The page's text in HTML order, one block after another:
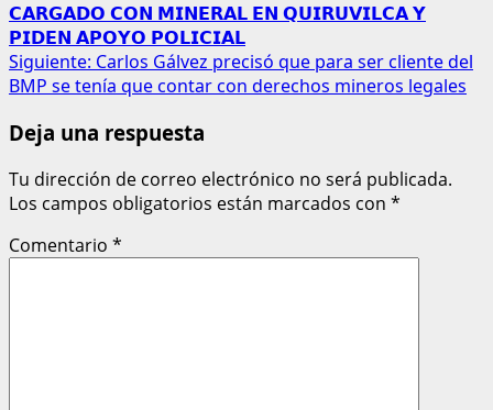
𝗖𝗔𝗥𝗚𝗔𝗗𝗢 𝗖𝗢𝗡 𝗠𝗜𝗡𝗘𝗥𝗔𝗟 𝗘𝗡 𝗤𝗨𝗜𝗥𝗨𝗩𝗜𝗟𝗖𝗔 𝗬
𝗣𝗜𝗗𝗘𝗡 𝗔𝗣𝗢𝗬𝗢 𝗣𝗢𝗟𝗜𝗖𝗜𝗔𝗟
Siguiente: Carlos Gálvez precisó que para ser cliente del
BMP se tenía que contar con derechos mineros legales
Deja una respuesta
Tu dirección de correo electrónico no será publicada.
Los campos obligatorios están marcados con *
Comentario *